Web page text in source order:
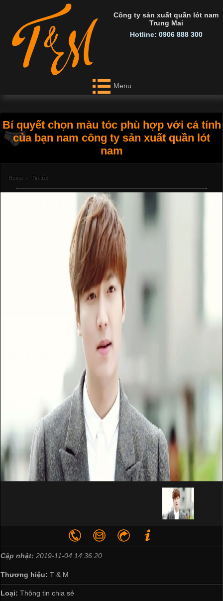
Công ty sản xuất quần lót nam
Trung Mai
Hotline: 0906 888 300
Menu
Bí quyết chọn màu tóc phù hợp với cá tính
của bạn nam công ty sản xuất quần lót
nam
Home › Tin tức
Cập nhật: 2019-11-04 14:36:20
Thương hiệu: T & M
Loại: Thông tin chia sẻ